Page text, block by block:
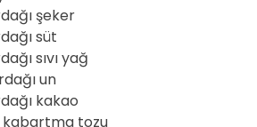
şeker
süt
sıvı yağ
un
kakao
kabartma tozu